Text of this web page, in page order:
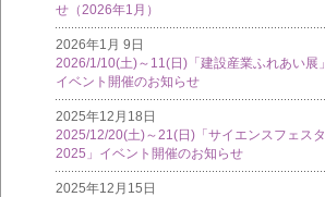
せ（2026年1月）
2026年1月 9日
2026/1/10(土)～11(日)「建設産業ふれあい展」
イベント開催のお知らせ
2025年12月18日
2025/12/20(土)～21(日)「サイエンスフェスタ
2025」イベント開催のお知らせ
2025年12月15日